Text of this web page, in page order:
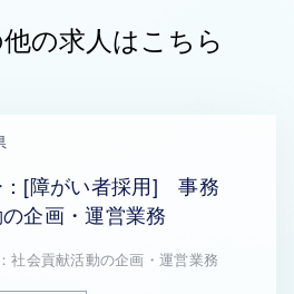
の求人はこちら
：[障がい者採用] 事務
企画・運営業務
会貢献活動の企画・運営業務